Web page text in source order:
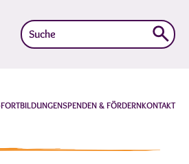
Suche
nach:
FORTBILDUNGENSPENDEN & FÖRDERNKONTAKT